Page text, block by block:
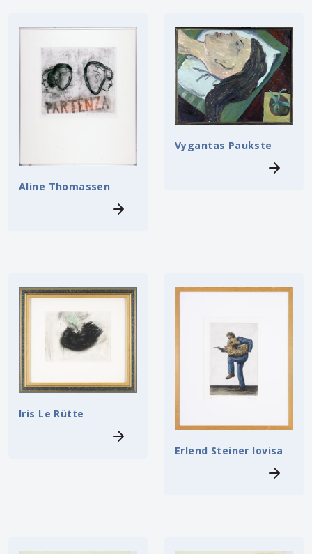
Aline Thomassen
Vygantas Paukste
Iris Le Rütte
Erlend Steiner Iovisa